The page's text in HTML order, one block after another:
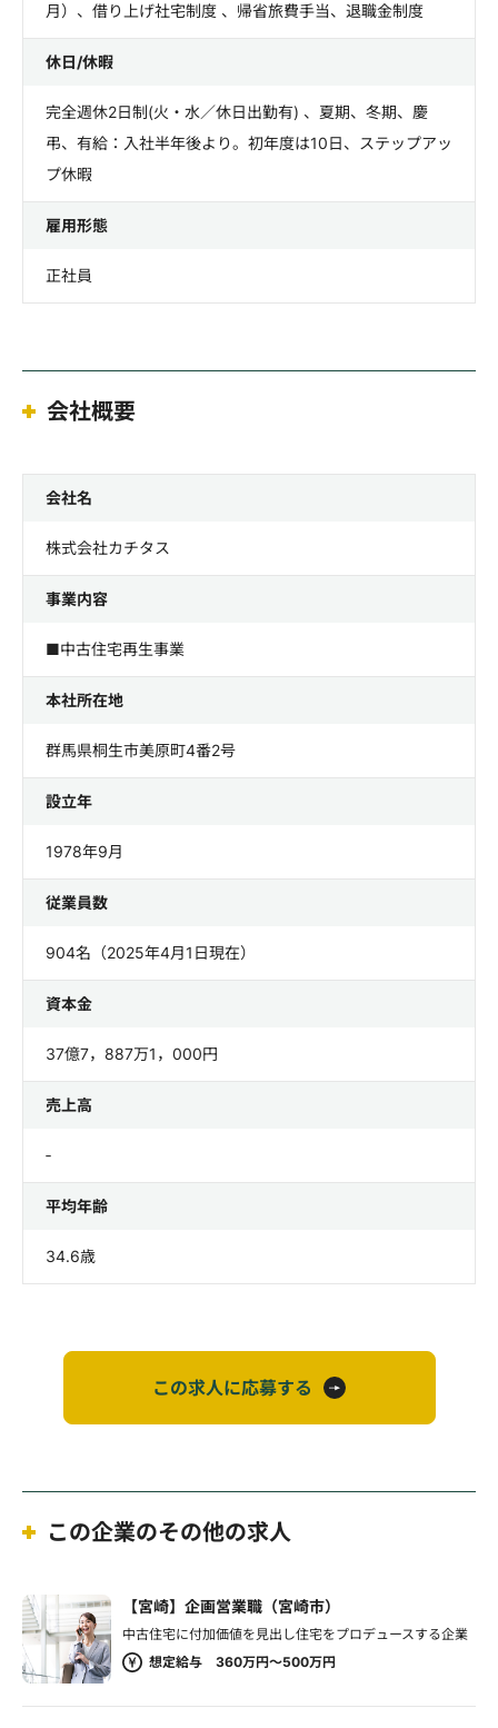
月）、借り上げ社宅制度 、帰省旅費手当、退職金制度
休日/休暇
完全週休2日制(火・水／休日出勤有) 、夏期、冬期、慶
弔、有給：入社半年後より。初年度は10日、ステップアッ
プ休暇
雇用形態
正社員
会社概要
会社名
株式会社カチタス
事業内容
■中古住宅再生事業
本社所在地
群馬県桐生市美原町4番2号
設立年
1978年9月
従業員数
904名（2025年4月1日現在）
資本金
37億7，887万1，000円
売上高
‐
平均年齢
34.6歳
この求人に応募する
この企業のその他の求人
【宮崎】企画営業職（宮崎市）
中古住宅に付加価値を見出し住宅をプロデュースする企業
想定給与 360万円～500万円